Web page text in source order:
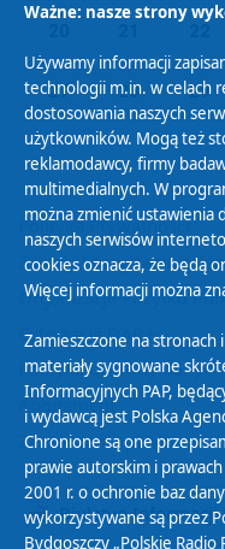
27 28 29
Polityka Prywatności
Zasady korzystania z
Organizacje Pożytku
Cyfryzacja DAB+
Polityka ochrony
Abonament
Zamówienia publiczne
Biuletyn Informacji
Ważne: nasze strony
Używamy informacji
technologii m.in. w celach
dostosowania naszych
użytkowników. Mogą też
reklamodawcy, firmy
multimedialnych. W
można zmienić ustawienia
naszych serwisów
cookies oznacza, że będą
Więcej informacji można
Zamieszczone na
materiały sygnowane
Informacyjnych PAP,
i wydawcą jest Polska
Chronione są one
prawie autorskim i
2001 r. o ochronie baz
wykorzystywane są przez
Bydgoszczy „Polskie